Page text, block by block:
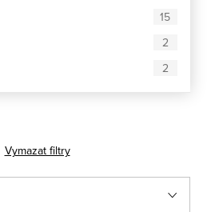
15
2
2
Vymazat filtry